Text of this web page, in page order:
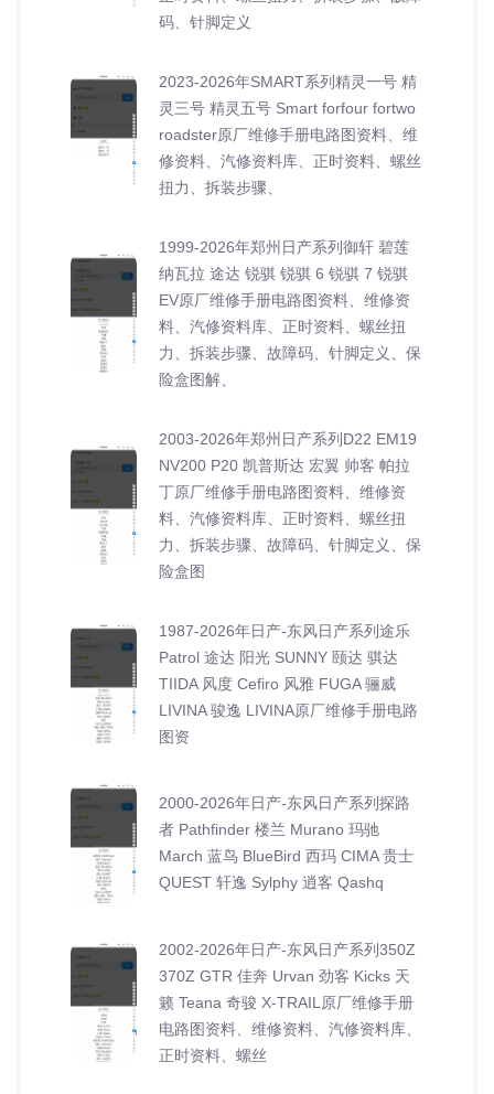
码、针脚定义
2023-2026年SMART系列精灵一号 精
灵三号 精灵五号 Smart forfour fortwo
roadster原厂维修手册电路图资料、维
修资料、汽修资料库、正时资料、螺丝
扭力、拆装步骤、
1999-2026年郑州日产系列御轩 碧莲
纳瓦拉 途达 锐骐 锐骐 6 锐骐 7 锐骐
EV原厂维修手册电路图资料、维修资
料、汽修资料库、正时资料、螺丝扭
力、拆装步骤、故障码、针脚定义、保
险盒图解、
2003-2026年郑州日产系列D22 EM19
NV200 P20 凯普斯达 宏翼 帅客 帕拉
丁原厂维修手册电路图资料、维修资
料、汽修资料库、正时资料、螺丝扭
力、拆装步骤、故障码、针脚定义、保
险盒图
1987-2026年日产-东风日产系列途乐
Patrol 途达 阳光 SUNNY 颐达 骐达
TIIDA 风度 Cefiro 风雅 FUGA 骊威
LIVINA 骏逸 LIVINA原厂维修手册电路
图资
2000-2026年日产-东风日产系列探路
者 Pathfinder 楼兰 Murano 玛驰
March 蓝鸟 BlueBird 西玛 CIMA 贵士
QUEST 轩逸 Sylphy 逍客 Qashq
2002-2026年日产-东风日产系列350Z
370Z GTR 佳奔 Urvan 劲客 Kicks 天
籁 Teana 奇骏 X-TRAIL原厂维修手册
电路图资料、维修资料、汽修资料库、
正时资料、螺丝